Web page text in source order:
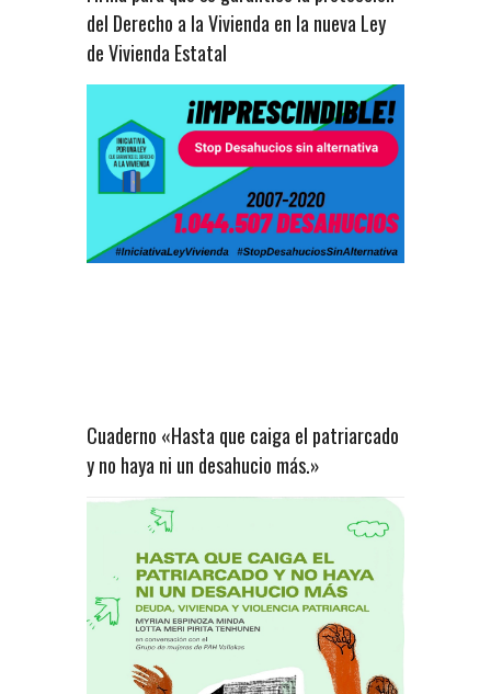
del Derecho a la Vivienda en la nueva Ley
de Vivienda Estatal
Cuaderno «Hasta que caiga el patriarcado
y no haya ni un desahucio más.»